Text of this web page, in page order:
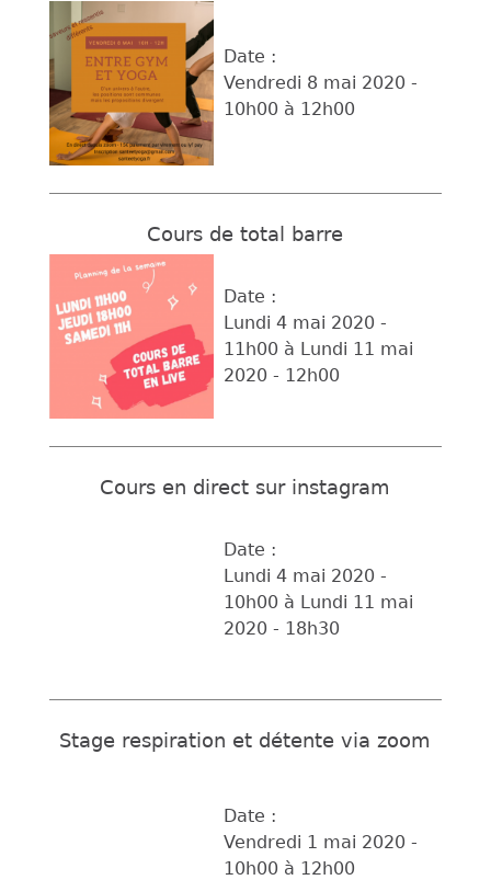
Date :
Vendredi 8 mai 2020 -
10h00 à 12h00
Cours de total barre
Date :
Lundi 4 mai 2020 -
11h00 à Lundi 11 mai
2020 - 12h00
Cours en direct sur instagram
Date :
Lundi 4 mai 2020 -
10h00 à Lundi 11 mai
2020 - 18h30
Stage respiration et détente via zoom
Date :
Vendredi 1 mai 2020 -
10h00 à 12h00